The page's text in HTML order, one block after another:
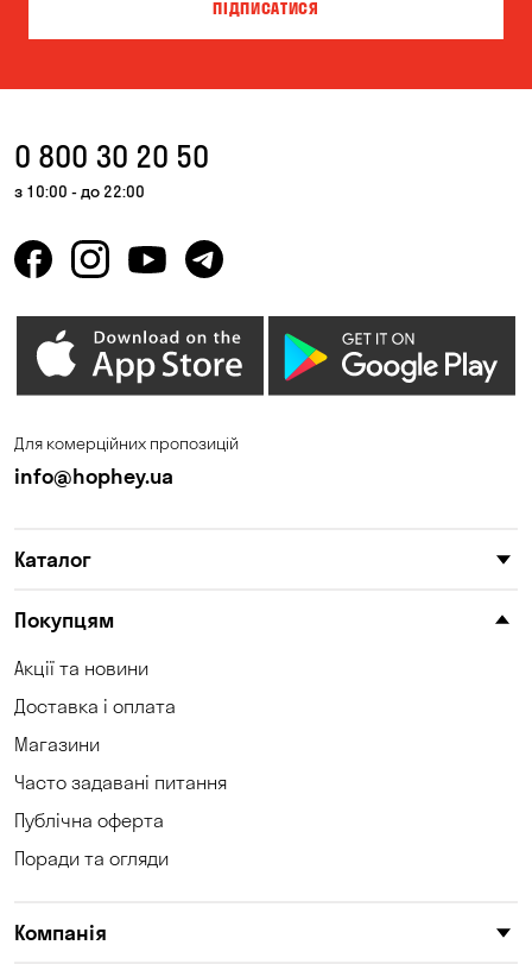
ПІДПИСАТИСЯ
0 800 30 20 50
з 10:00 - до 22:00
Для комерційних пропозицій
info@hophey.ua
Каталог
Покупцям
Акції та новини
Доставка і оплата
Магазини
Часто задавані питання
Публічна оферта
Поради та огляди
Компанія